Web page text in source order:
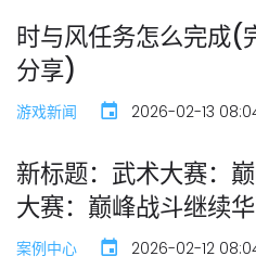
时与风任务怎么完成(
分享)
游戏新闻 2026-02-13
新标题：武术大赛：
大赛：巅峰战斗继续
案例中心 2026-02-12